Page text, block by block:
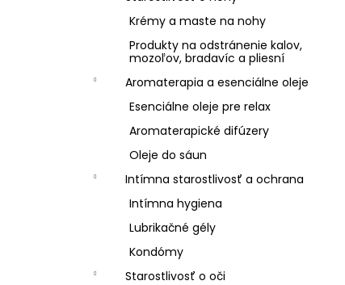
Krémy a maste na nohy
Produkty na odstránenie kalov,
mozoľov, bradavíc a pliesní
Aromaterapia a esenciálne oleje
Esenciálne oleje pre relax
Aromaterapické difúzery
Oleje do sáun
Intímna starostlivosť a ochrana
Intímna hygiena
Lubrikačné gély
Kondómy
Starostlivosť o oči